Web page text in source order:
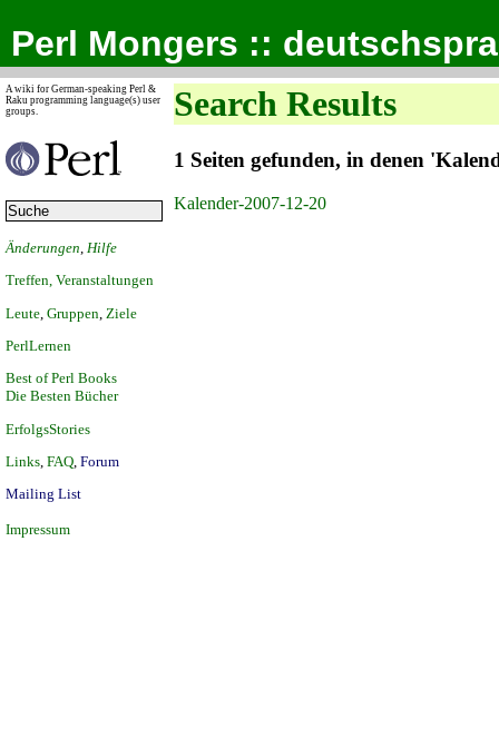
Perl Mongers ::
A wiki for German-speaking Perl &
Raku programming language(s) user
groups.
Änderungen Hilfe
Treffen, Veranstaltungen
Leute Gruppen Ziele
PerlLernen
Best of Perl Books
Die Besten Bücher
ErfolgsStories
Links FAQ Forum
Mailing List
Impressum
Search Results
1 Seiten gefunden, in denen
Kalender-2007-12-20